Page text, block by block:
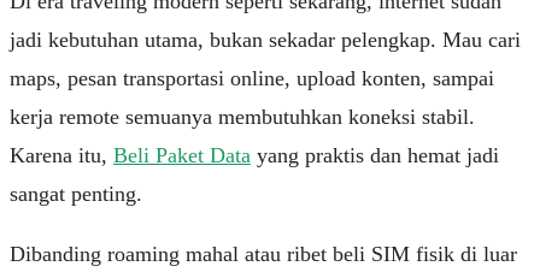
jadi kebutuhan utama, bukan sekadar pelengkap. Mau cari
maps, pesan transportasi online, upload konten, sampai
kerja remote semuanya membutuhkan koneksi stabil.
Karena itu, Beli Paket Data yang praktis dan hemat jadi
sangat penting.
Dibanding roaming mahal atau ribet beli SIM fisik di luar